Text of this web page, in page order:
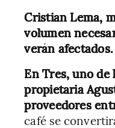
Cristian Lema,
volumen
verán afectados.
En Tres, uno de
propietaria
proveedores
café se